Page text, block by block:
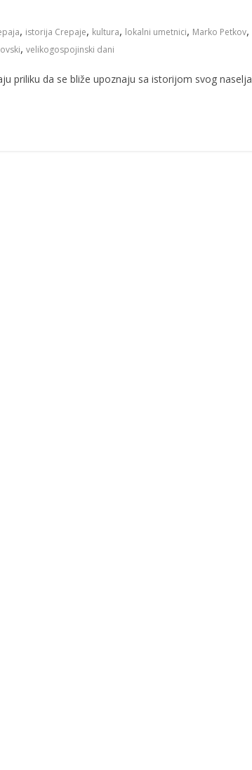
, istorija Crepaje, kultura, lokalni umetnici, Marko Petkov,
, velikogospojinski dani
priliku da se bliže upoznaju sa istorijom svog naselja